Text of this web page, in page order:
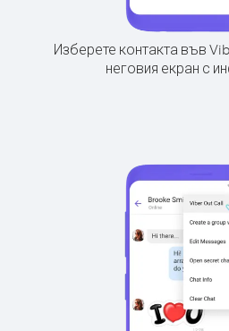
Изберете контакта във
неговия екран с